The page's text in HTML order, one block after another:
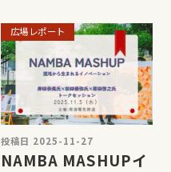
広場レポート
投稿日 2025-11-27
NAMBA MASHUPイ